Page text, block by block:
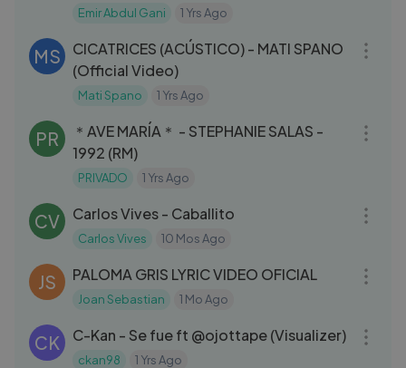
Emir Abdul Gani 1 Yrs Ago
MS
CICATRICES (ACÚSTICO) - MATI SPANO
(Official Video)
Mati Spano 1 Yrs Ago
PR
＊AVE MARÍA＊ - STEPHANIE SALAS -
1992 (RM)
PRIVADO 1 Yrs Ago
CV Carlos Vives - Caballito
Carlos Vives 10 Mos Ago
JS PALOMA GRIS LYRIC VIDEO OFICIAL
Joan Sebastian 1 Mo Ago
CK C-Kan - Se fue ft @ojottape (Visualizer)
ckan98 1 Yrs Ago